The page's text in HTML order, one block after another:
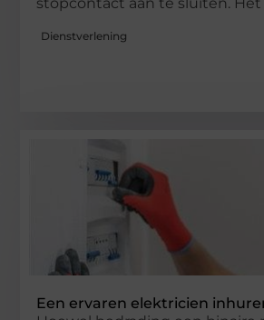
Dienstverlening
Een ervaren elektricien